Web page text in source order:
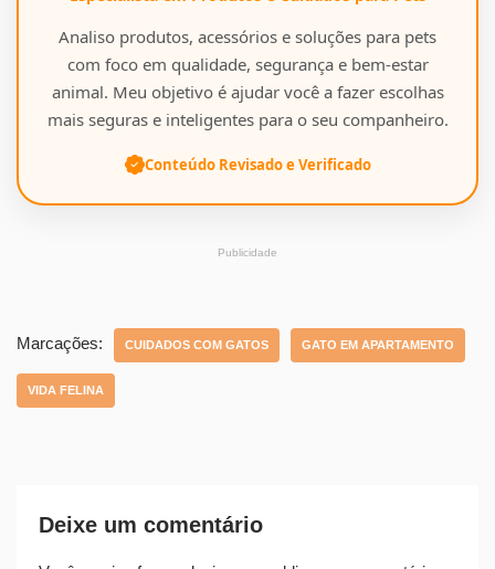
Analiso produtos, acessórios e soluções para pets
com foco em qualidade, segurança e bem-estar
animal. Meu objetivo é ajudar você a fazer escolhas
mais seguras e inteligentes para o seu companheiro.
Conteúdo Revisado e Verificado
Publicidade
Marcações: CUIDADOS COM GATOS GATO EM APARTAMENTO
VIDA FELINA
Deixe um comentário